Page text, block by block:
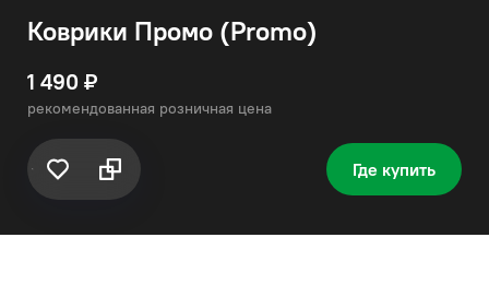
Коврики Промо (Promo)
1 490 ₽
рекомендованная розничная цена
Где купить